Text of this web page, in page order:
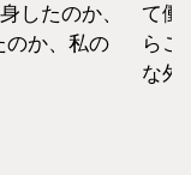
て働いた経験をも
らこそ、それぞれ
な外資系CAのお